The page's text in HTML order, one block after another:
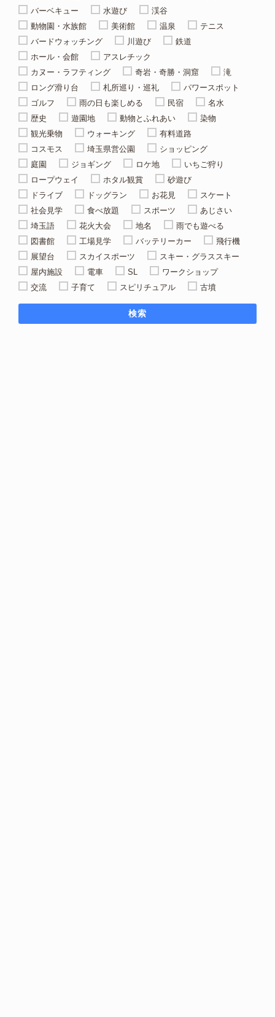
バーベキュー
水遊び
渓谷
動物園・水族館
美術館 温泉
テニス
バードウォッチング
川遊び
鉄道
ホール・会館
アスレチック
カヌー・ラフティング
奇岩・奇勝・洞窟
滝
ロング滑り台
札所巡り・巡礼
パワースポット
ゴルフ
雨の日も楽しめる 民宿
名水
歴史
遊園地 動物とふれあい
染物
観光乗物
ウォーキング
有料道路
コスモス
埼玉県営公園
ショッピング
庭園
ジョギング ロケ地
いちご狩り
ロープウェイ
ホタル観賞
砂遊び
ドライブ
ドッグラン お花見
スケート
社会見学
食べ放題 スポーツ
あじさい
埼玉語
花火大会 地名
雨でも遊べる
図書館
工場見学 バッテリーカー
飛行機
展望台
スカイスポーツ
スキー・グラススキー
屋内施設
電車 SL
ワークショップ
交流
子育て スピリチュアル 古墳
検索